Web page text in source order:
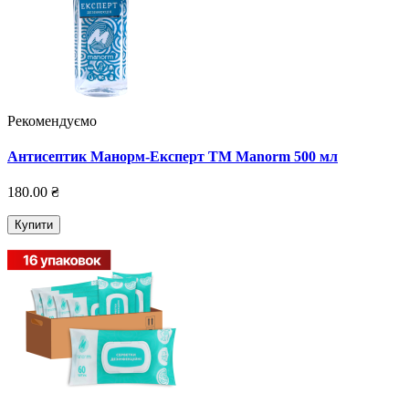
Рекомендуємо
Антисептик Манорм-Експерт TM Manorm 500 мл
180.00 ₴
Купити